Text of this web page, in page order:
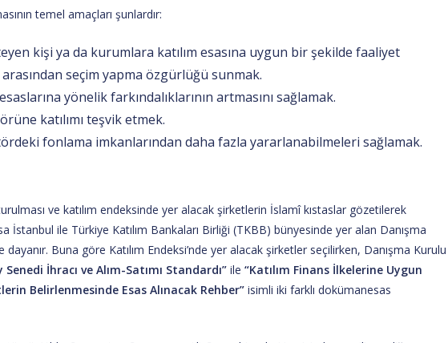
temel amaçları şunlardır:
kişi ya da kurumlara katılım esasına uygun bir şekilde faaliyet
seçim yapma özgürlüğü sunmak.
yönelik farkındalıklarının artmasını sağlamak.
katılımı teşvik etmek.
fonlama imkanlarından daha fazla yararlanabilmeleri sağlamak.
ve katılım endeksinde yer alacak şirketlerin İslamî kıstaslar gözetilerek
İstanbul ile Türkiye Katılım Bankaları Birliği (TKBB) bünyesinde yer alan Danışma
dayanır. Buna göre Katılım Endeksi’nde yer alacak şirketler seçilirken, Danışma Kurulu
Senedi İhracı ve Alım-Satımı Standardı” ile “Katılım Finans İlkelerine Uygun
Belirlenmesinde Esas Alınacak Rehber” isimli iki farklı dokümanesas